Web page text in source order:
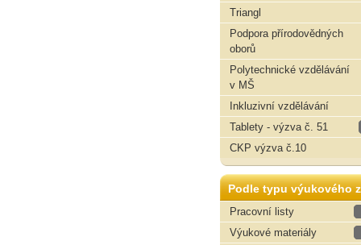
Triangl
Podpora přírodovědných
oborů
Polytechnické vzdělávání
v MŠ
Inkluzivní vzdělávání
Tablety - výzva č. 51
CKP výzva č.10
Podle typu výukového
Pracovní listy
Výukové materiály